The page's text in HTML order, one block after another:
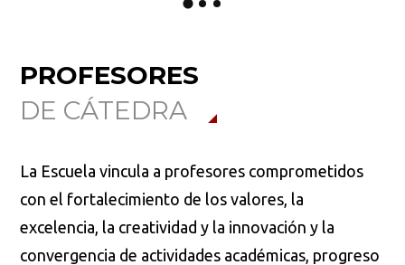
PROFESORES
DE CÁTEDRA
La Escuela vincula a profesores comprometidos
con el fortalecimiento de los valores, la
excelencia, la creatividad y la innovación y la
convergencia de actividades académicas, progreso